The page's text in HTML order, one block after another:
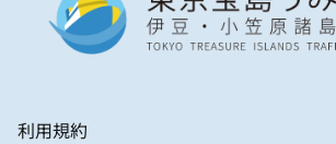
利用規約